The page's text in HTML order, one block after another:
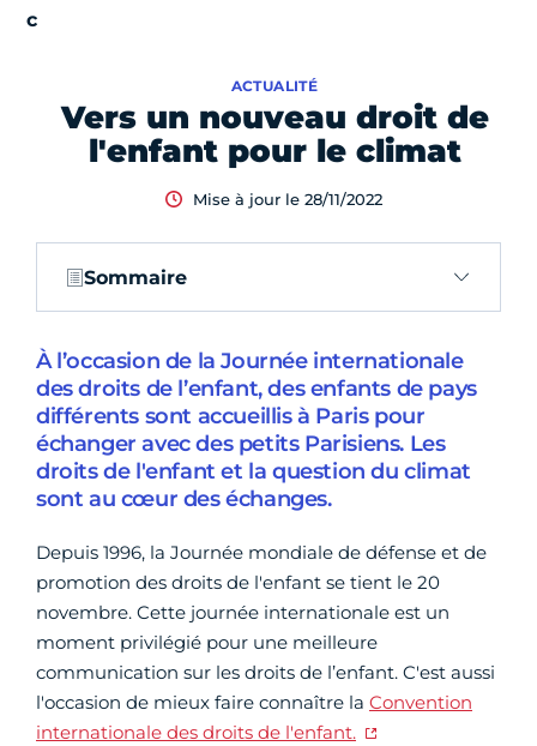
Vers un nouveau droit de
l'enfant pour le climat
ACTUALITÉ
Mise à jour le 28/11/2022
Sommaire
À l’occasion de la Journée internationale
des droits de l’enfant, des enfants de pays
différents sont accueillis à Paris pour
échanger avec des petits Parisiens. Les
droits de l'enfant et la question du climat
sont au cœur des échanges.
Depuis 1996, la Journée mondiale de défense et de
promotion des droits de l'enfant se tient le 20
novembre. Cette journée internationale est un
moment privilégié pour une meilleure
communication sur les droits de l’enfant. C'est aussi
l'occasion de mieux faire connaître la Convention
internationale des droits de l'enfant.